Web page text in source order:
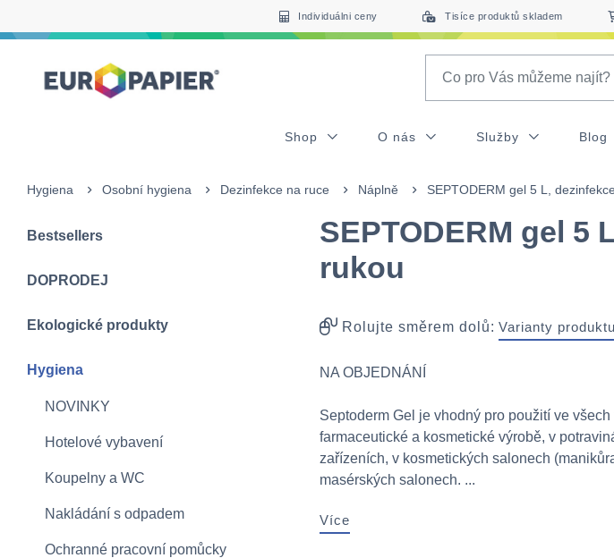
Individuálni ceny Tisíce produktů skladem
Shop O nás Služby Blog
Hygiena Osobní hygiena Dezinfekce na ruce Náplně SEPTODERM gel 5 L,
Bestsellers
DOPRODEJ
Ekologické produkty
Hygiena
NOVINKY
Hotelové vybavení
Koupelny a WC
Nakládání s odpadem
Ochranné pracovní pomůcky
SEPTODERM gel 5
rukou
Rolujte směrem dolů: Varianty produktu
NA OBJEDNÁNÍ
Septoderm Gel je vhodný pro použití ve
farmaceutické a kosmetické výrobě, v
zařízeních, v kosmetických salonech
masérských salonech. ...
Více